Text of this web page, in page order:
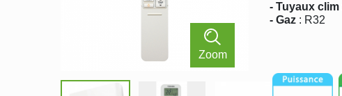
Zoom
- Tuyaux clim
- Gaz : R32